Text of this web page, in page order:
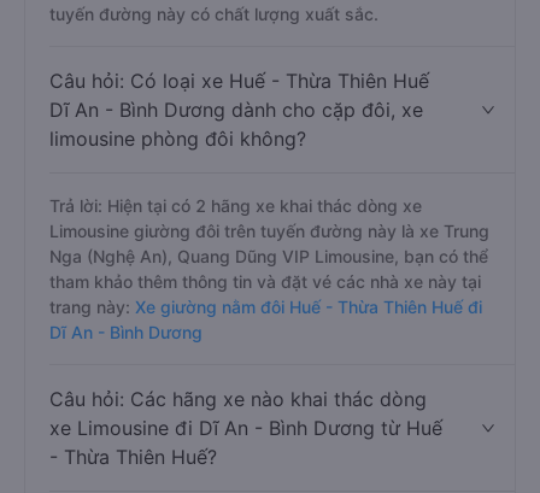
tuyến đường này có chất lượng xuất sắc.
Câu hỏi: Có loại xe Huế - Thừa Thiên Huế
Dĩ An - Bình Dương dành cho cặp đôi, xe
limousine phòng đôi không?
Trả lời: Hiện tại có 2 hãng xe khai thác dòng xe
Limousine giường đôi trên tuyến đường này là xe Trung
Nga (Nghệ An), Quang Dũng VIP Limousine, bạn có thể
tham khảo thêm thông tin và đặt vé các nhà xe này tại
trang này: Xe giường nằm đôi Huế - Thừa Thiên Huế đi
Dĩ An - Bình Dương
Câu hỏi: Các hãng xe nào khai thác dòng
xe Limousine đi Dĩ An - Bình Dương từ Huế
- Thừa Thiên Huế?